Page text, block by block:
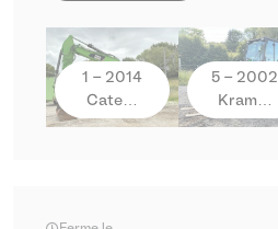
1 - 2014
Cate…
5 - 2002
Kram…